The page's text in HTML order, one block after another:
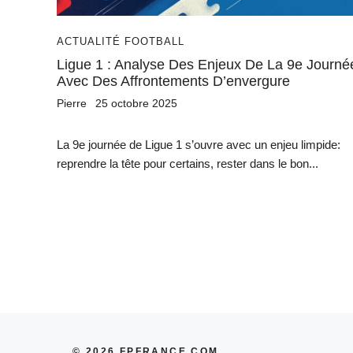
ACTUALITÉ FOOTBALL
Ligue 1 : Analyse Des Enjeux De La 9e
Avec Des Affrontements D’envergure
Pierre 25 octobre 2025
La 9e journée de Ligue 1 s’ouvre avec un enjeu limpide:
reprendre la tête pour certains, rester dans le bon...